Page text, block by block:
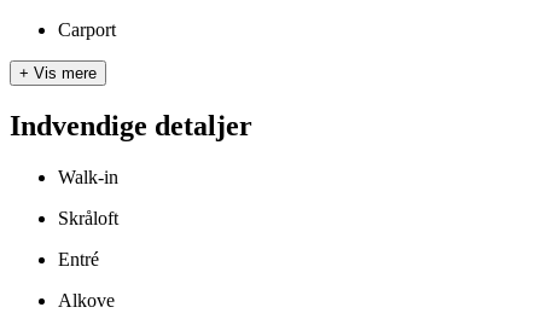
Carport
+ Vis mere
Indvendige detaljer
Walk-in
Skråloft
Entré
Alkove